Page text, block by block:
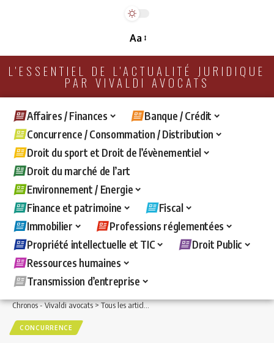
Aa
L'ESSENTIEL DE L'ACTUALITÉ JURIDIQUE
PAR VIVALDI AVOCATS
Affaires / Finances
Banque / Crédit
Concurrence / Consommation / Distribution
Droit du sport et Droit de l’évènementiel
Droit du marché de l’art
Environnement / Energie
Finance et patrimoine
Fiscal
Immobilier
Professions réglementées
Propriété intellectuelle et TIC
Droit Public
Ressources humaines
Transmission d’entreprise
Chronos - Vivaldi avocats>Tous les articles >Concurrence / Consommation /
CONCURRENCE